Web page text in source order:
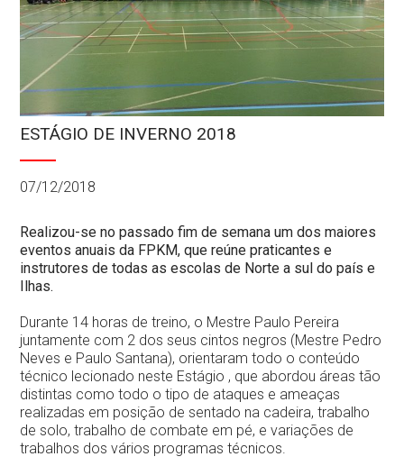
Contactos
ESTÁGIO DE INVERNO 2018
07/12/2018
Realizou-se no passado fim de semana um dos maiores
eventos anuais da FPKM, que reúne praticantes e
instrutores de todas as escolas de Norte a sul do país e
Ilhas.
Durante 14 horas de treino, o Mestre Paulo Pereira
juntamente com 2 dos seus cintos negros (Mestre Pedro
Neves e Paulo Santana), orientaram todo o conteúdo
técnico lecionado neste Estágio , que abordou áreas tão
distintas como todo o tipo de ataques e ameaças
realizadas em posição de sentado na cadeira, trabalho
de solo, trabalho de combate em pé, e variações de
trabalhos dos vários programas técnicos.